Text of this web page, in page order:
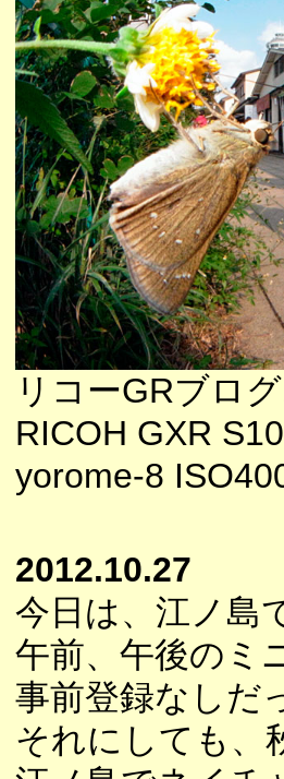
リコーGRブロ
RICOH GXR
yorome-8
2012.10.27
今日は、江ノ島
午前、午後のミ
事前登録なしだ
それにしても、